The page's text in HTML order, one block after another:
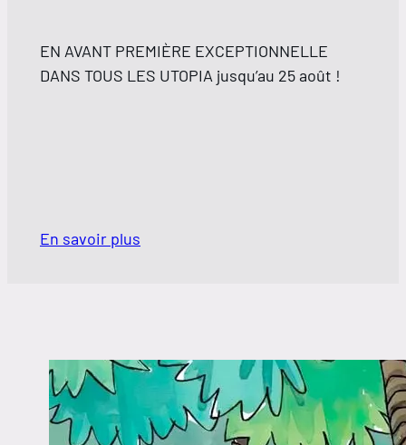
EN AVANT PREMIÈRE EXCEPTIONNELLE
DANS TOUS LES UTOPIA jusqu’au 25 août !
En savoir plus